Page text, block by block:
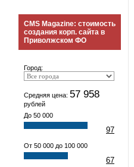
CMS Magazine: стоимость
создания корп. сайта в
Приволжском ФО
Город:
Средняя цена: 57 958
рублей
До 50 000
97
От 50 000 до 100 000
67